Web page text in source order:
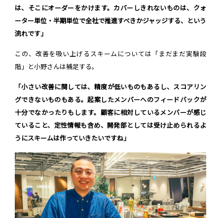
は、そこにオーダーをかけます。カバーしきれないものは、クォ
ーター単位・半期単位で全社で推進すべきかジャッジする、という
流れです」
この、改善を吸い上げるスキームについては「まだまだ実験段
階」と小野さんは補足する。
「小さい改善に関しては、精度が低いものもあるし、スコアリン
グできないものもある。起案したメンバーへのフィードバックが
十分でなかったりもします。顧客に相対しているメンバーが感じ
ていること、定性情報も含め、開発部としては受け止められるよ
うにスキームは作っていきたいですね」